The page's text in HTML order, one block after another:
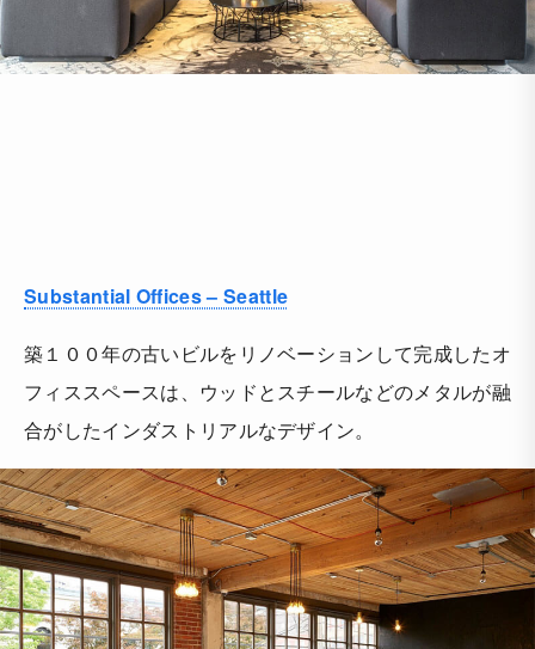
Substantial Offices – Seattle
築１００年の古いビルをリノベーションして完成したオ
フィススペースは、ウッドとスチールなどのメタルが融
合がしたインダストリアルなデザイン。